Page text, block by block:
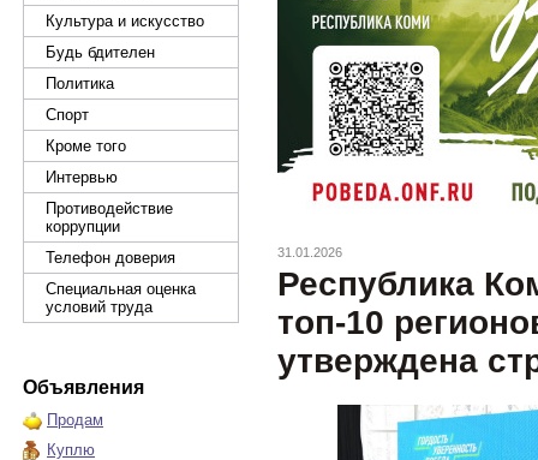
Культура и искусство
Будь бдителен
Политика
Спорт
Кроме того
Интервью
Противодействие
коррупции
Телефон доверия
Специальная оценка
условий труда
Объявления
Продам
Куплю
31.01.2026
Республика
топ-10
утверждена